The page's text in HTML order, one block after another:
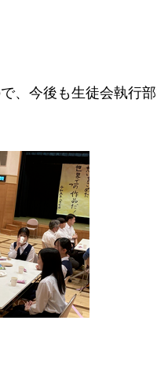
、今後も生徒会執行